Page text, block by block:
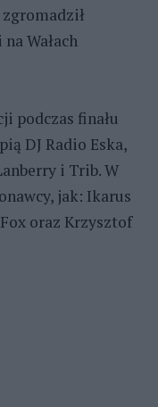
Wałach
podczas finału
DJ Radio Eska,
i Trib. W
jak: Ikarus
oraz Krzysztof